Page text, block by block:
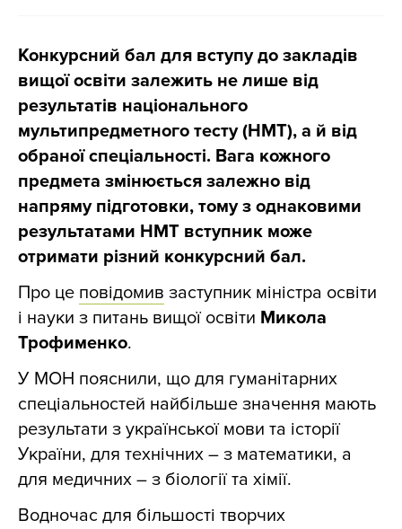
Конкурсний бал для вступу до закладів
вищої освіти залежить не лише від
результатів національного
мультипредметного тесту (НМТ), а й від
обраної спеціальності. Вага кожного
предмета змінюється залежно від
напряму підготовки, тому з однаковими
результатами НМТ вступник може
отримати різний конкурсний бал.
Про це повідомив заступник міністра освіти
і науки з питань вищої освіти Микола
Трофименко.
У МОН пояснили, що для гуманітарних
спеціальностей найбільше значення мають
результати з української мови та історії
України, для технічних – з математики, а
для медичних – з біології та хімії.
Водночас для більшості творчих